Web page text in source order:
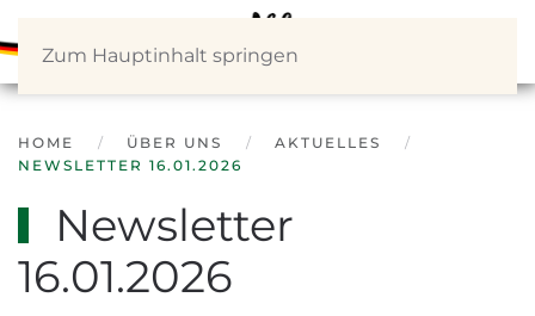
Zum Hauptinhalt springen
HOME ÜBER UNS
AKTUELLES
NEWSLETTER 16.01.2026
Newsletter
16.01.2026